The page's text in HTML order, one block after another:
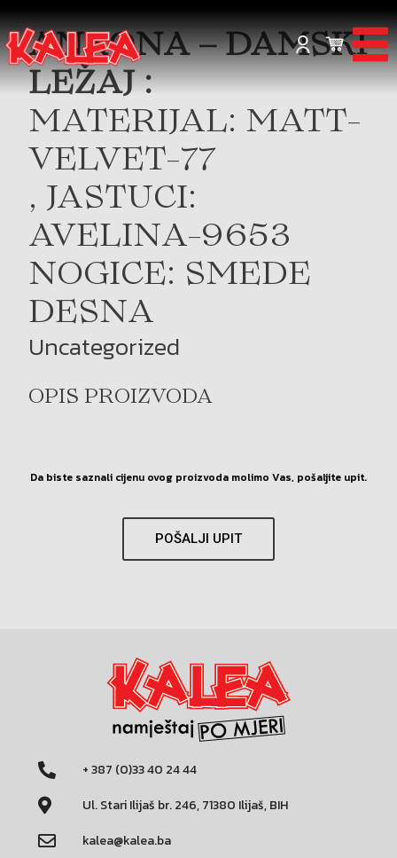
ANKONA – DAMSKI
LEŽAJ :
MATERIJAL: MATT-
VELVET-77
, JASTUCI:
AVELINA-9653
NOGICE: SMEDE
DESNA
Uncategorized
OPIS PROIZVODA
Da biste saznali cijenu ovog proizvoda molimo Vas, pošaljite upit.
POŠALJI UPIT
+ 387 (0)33 40 24 44
Ul. Stari Ilijaš br. 246, 71380 Ilijaš, BIH
kalea@kalea.ba